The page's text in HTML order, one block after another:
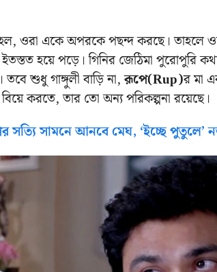
ওরা একে অপরকে পছন্দ করছে। তাহলে
হয়ে পড়ে। গিনির জেঠিমা পুরোপুরি
তবে শুধু গাঙ্গুলী বাড়ি না,রূপে(Rup)র মা
করতে, তার তো অন্য পরিকল্পনা রয়েছে।
সত্যি সামনে আনবে মেঘ, ‘ইচ্ছে পুতুলে’